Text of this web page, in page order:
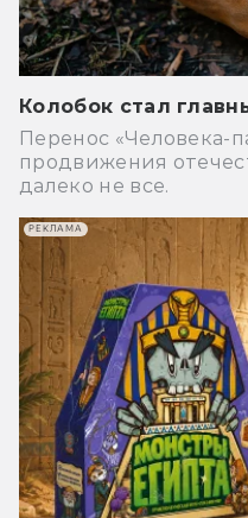
Колобок стал
Перенос «Человека-
продвижения
далеко не все.
РЕКЛАМА